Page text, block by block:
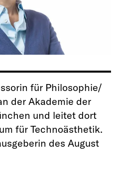
für Philosophie/
der Akademie der
und leitet dort
für Technoästhetik.
des August